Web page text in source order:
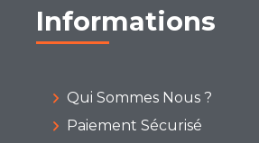
Informations
Qui Sommes Nous ?
Paiement Sécurisé